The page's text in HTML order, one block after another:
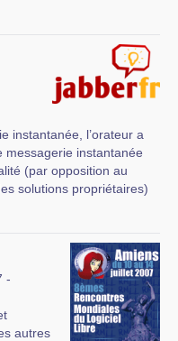
instantanée, l’orateur a
messagerie instantanée
(par opposition au
solutions propriétaires)
-
autres